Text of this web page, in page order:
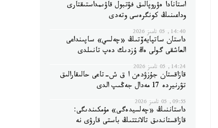
استانادا ەۋروپالىق فۋتبول قاۋىمداستىقتارى
وداعىنىڭ كونگرەسى وتەدى
14:40, 05 تامىز 2026
داستان ساتپايەۆتىڭ «چەلسي» ساپىنداعى
العاشقى گولى ەڭ ۇزدىك دەپ تانىلدى
14:24, 05 تامىز 2026
قازاقستان جۇزۋدەن ا ق ش-تاعى حالىقارالىق
تۋرنيردە 17 مەدال جەڭىپ الدى
09:55, 05 تامىز 2026
داستاننىڭ «چەلسيدەگى» مۇمكىندىگى:
قازاقستاندىق تالانتتىڭ باستى قارۋى نە